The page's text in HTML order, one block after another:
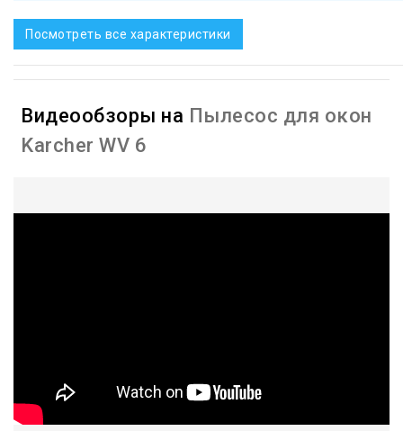
Посмотреть все характеристики
Видеообзоры на Пылесос для окон
Karcher WV 6